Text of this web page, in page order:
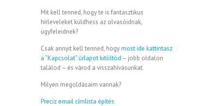
Mit kell tenned, hogy te is fantasztikus
hírleveleket küldhess az olvasóidnak,
ügyfeleidnek?
Csak annyit kell tenned, hogymost ide kattintasz
a “Kapcsolat” űrlapot kitöltöd – jobb oldalon
találod – és várod a visszahívásunkat.
Milyen megoldásaim vannak?
Precíz email címlista építés